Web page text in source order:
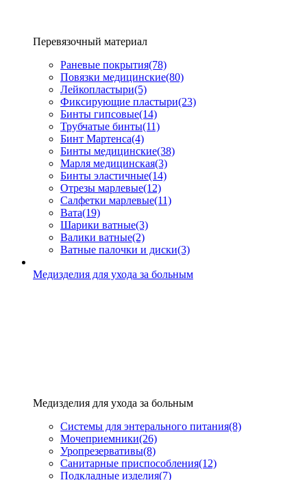
Перевязочный материал
Раневые покрытия(78)
Повязки медицинские(80)
Лейкопластыри(5)
Фиксирующие пластыри(23)
Бинты гипсовые(14)
Трубчатые бинты(11)
Бинт Мартенса(4)
Бинты медицинские(38)
Марля медицинская(3)
Бинты эластичные(14)
Отрезы марлевые(12)
Салфетки марлевые(11)
Вата(19)
Шарики ватные(3)
Валики ватные(2)
Ватные палочки и диски(3)
Медизделия для ухода за больным
Медизделия для ухода за больным
Системы для энтерального питания(8)
Мочеприемники(26)
Уропрезервативы(8)
Санитарные приспособления(12)
Подкладные изделия(7)